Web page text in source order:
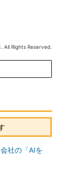
Rights Reserved.
社の「AIを